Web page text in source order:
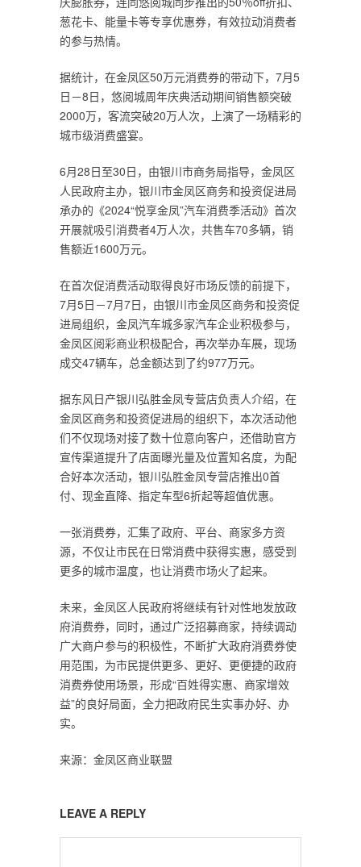
葱花卡、能量卡等专享优惠券，有效拉动消费者
的参与热情。
据统计，在金凤区50万元消费券的带动下，7月5
日－8日，悠阅城周年庆典活动期间销售额突破
2000万，客流突破20万人次，上演了一场精彩的
城市级消费盛宴。
6月28日至30日，由银川市商务局指导，金凤区
人民政府主办，银川市金凤区商务和投资促进局
承办的《2024“悦享金凤”汽车消费季活动》首次
开展就吸引消费者4万人次，共售车70多辆，销
售额近1600万元。
在首次促消费活动取得良好市场反馈的前提下，
7月5日－7月7日，由银川市金凤区商务和投资促
进局组织，金凤汽车城多家汽车企业积极参与，
金凤区阅彩商业积极配合，再次举办车展，现场
成交47辆车，总金额达到了约977万元。
据东风日产银川弘胜金凤专营店负责人介绍，在
金凤区商务和投资促进局的组织下，本次活动他
们不仅现场对接了数十位意向客户，还借助官方
宣传渠道提升了店面曝光量及位置知名度，为配
合好本次活动，银川弘胜金凤专营店推出0首
付、现金直降、指定车型6折起等超值优惠。
一张消费券，汇集了政府、平台、商家多方资
源，不仅让市民在日常消费中获得实惠，感受到
更多的城市温度，也让消费市场火了起来。
未来，金凤区人民政府将继续有针对性地发放政
府消费券，同时，通过广泛招募商家，持续调动
广大商户参与的积极性，不断扩大政府消费券使
用范围，为市民提供更多、更好、更便捷的政府
消费券使用场景，形成“百姓得实惠、商家增效
益”的良好局面，全力把政府民生实事办好、办
实。
来源：金凤区商业联盟
LEAVE A REPLY